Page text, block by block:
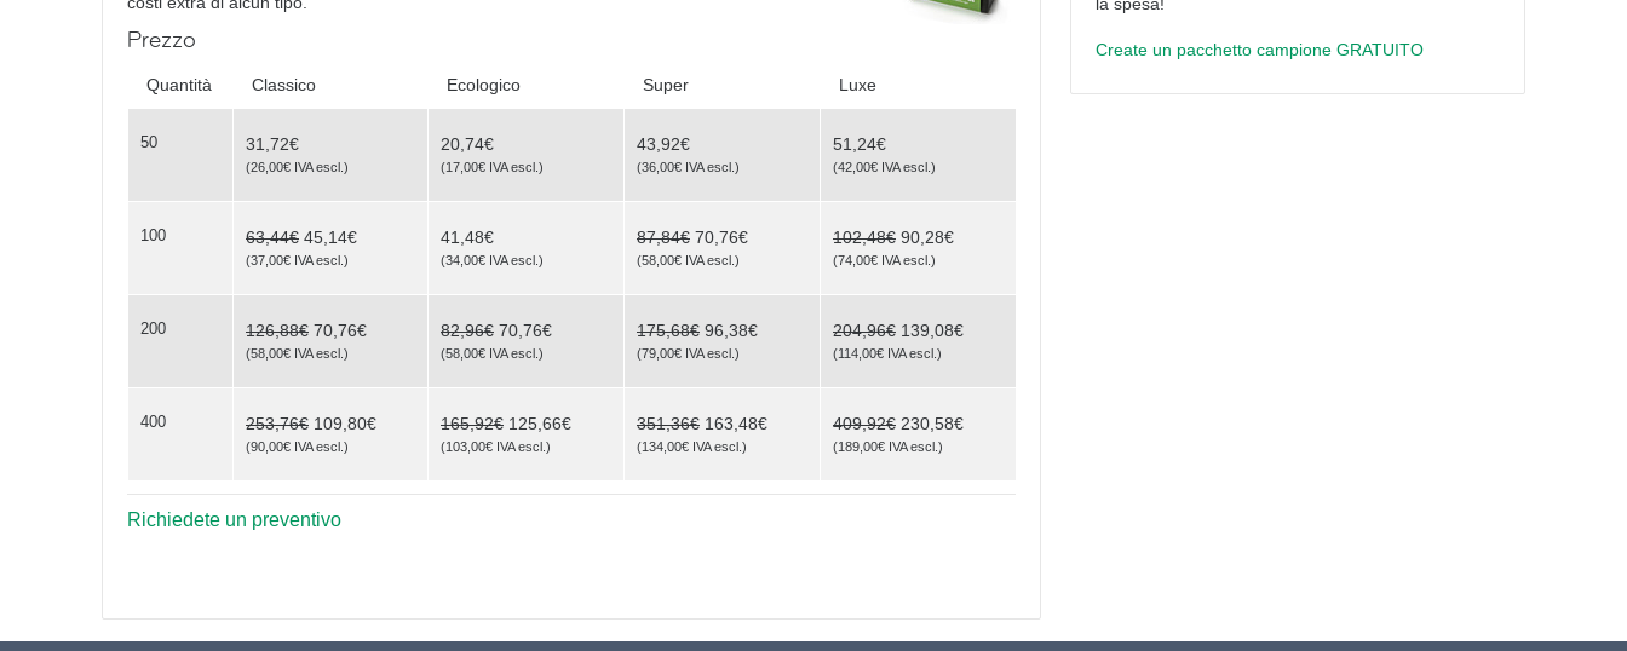
Prezzo
Quantità Classico Ecologico Super Luxe
50 31,72€
(26,00€ IVA escl. )
20,74€
(17,00€ IVA escl. )
43,92€
(36,00€ IVA escl. )
51,24€
(42,00€ IVA escl. )
100 63,44€ 45,14€
(37,00€ IVA escl. )
41,48€
(34,00€ IVA escl. )
87,84€ 70,76€
(58,00€ IVA escl. )
102,48€ 90,28€
(74,00€ IVA escl. )
200 126,88€ 70,76€
(58,00€ IVA escl. )
82,96€ 70,76€
(58,00€ IVA escl. )
175,68€ 96,38€
(79,00€ IVA escl. )
204,96€ 139,08€
(114,00€ IVA escl. )
400 253,76€ 109,80€
(90,00€ IVA escl. )
165,92€ 125,66€
(103,00€ IVA escl. )
351,36€ 163,48€
(134,00€ IVA escl. )
409,92€ 230,58€
(189,00€ IVA escl. )
Richiedete un preventivo
Create un pacchetto campione GRATUITO